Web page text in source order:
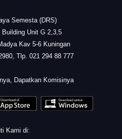
Semesta (DRS)
Building Unit G 2,3,5
Kav 5-6 Kuningan
Tlp. 021 294 88 777
Dapatkan Komisinya
Kami di: